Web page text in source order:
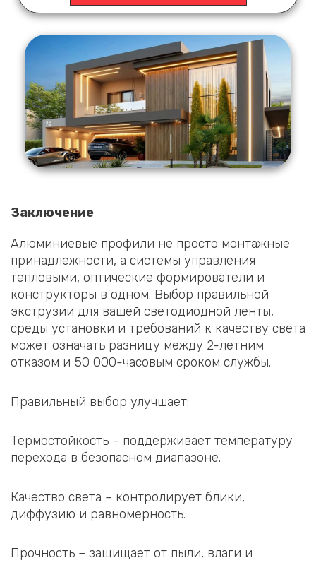
Заключение
Алюминиевые профили не просто монтажные
принадлежности, а системы управления
тепловыми, оптические формирователи и
конструкторы в одном. Выбор правильной
экструзии для вашей светодиодной ленты,
среды установки и требований к качеству света
может означать разницу между 2-летним
отказом и 50 000-часовым сроком службы.
Правильный выбор улучшает:
Термостойкость – поддерживает температуру
перехода в безопасном диапазоне.
Качество света – контролирует блики,
диффузию и равномерность.
Прочность – защищает от пыли, влаги и